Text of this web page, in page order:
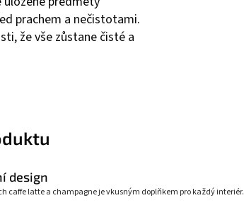
prachem a nečistotami.
že vše zůstane čisté a
design
caffe latte a champagne je vkusným doplňkem pro každý interiér.